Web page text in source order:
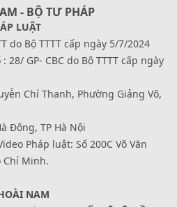
- BỘ TƯ PHÁP
LUẬT
do Bộ TTTT cấp ngày 5/7/2024
GP- CBC do Bộ TTTT cấp ngày
Chí Thanh, Phường Giảng Võ,
Đông, TP Hà Nội
Pháp luật: Số 200C Võ Văn
Chí Minh.
NAM